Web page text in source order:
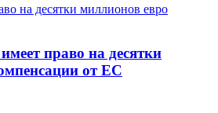
право на десятки
от ЕС